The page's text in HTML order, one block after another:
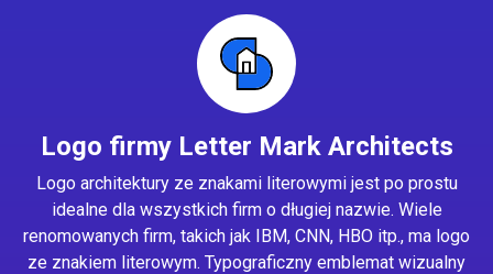
Logo firmy Letter Mark Architects
Logo architektury ze znakami literowymi jest po prostu
idealne dla wszystkich firm o długiej nazwie. Wiele
renomowanych firm, takich jak IBM, CNN, HBO itp., ma logo
ze znakiem literowym. Typograficzny emblemat wizualny